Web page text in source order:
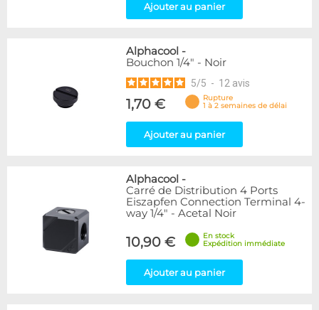
Ajouter au panier
Alphacool -
Bouchon 1/4" - Noir
5/5 - 12 avis
1,70 €
Rupture
1 à 2 semaines de délai
Ajouter au panier
Alphacool -
Carré de Distribution 4 Ports
Eiszapfen Connection Terminal 4-
way 1/4" - Acetal Noir
10,90 €
En stock
Expédition immédiate
Ajouter au panier